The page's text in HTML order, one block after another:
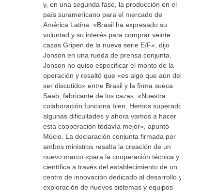
y, en una segunda fase, la producción en el
país suramericano para el mercado de
América Latina. «Brasil ha expresado su
voluntad y su interés para comprar veinte
cazas Gripen de la nueva serie E/F», dijo
Jonson en una rueda de prensa conjunta.
Jonson no quiso especificar el monto de la
operación y resaltó que «es algo que aún debe
ser discutido» entre Brasil y la firma sueca
Saab, fabricante de los cazas. «Nuestra
colaboración funciona bien. Hemos superado
algunas dificultades y ahora vamos a hacer
esta cooperación todavía mejor», apuntó
Múcio. La declaración conjunta firmada por
ambos ministros resalta la creación de un
nuevo marco «para la cooperación técnica y
científica a través del establecimiento de un
centro de innovación dedicado al desarrollo y
exploración de nuevos sistemas y equipos